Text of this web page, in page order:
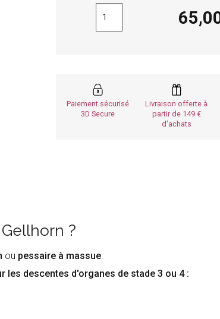
Paiement sécurisé
3D Secure
Livraison offerte à
partir de 149
d'achats
?
ou pessaire à massue.
les descentes d'organes de stade 3 ou 4 :